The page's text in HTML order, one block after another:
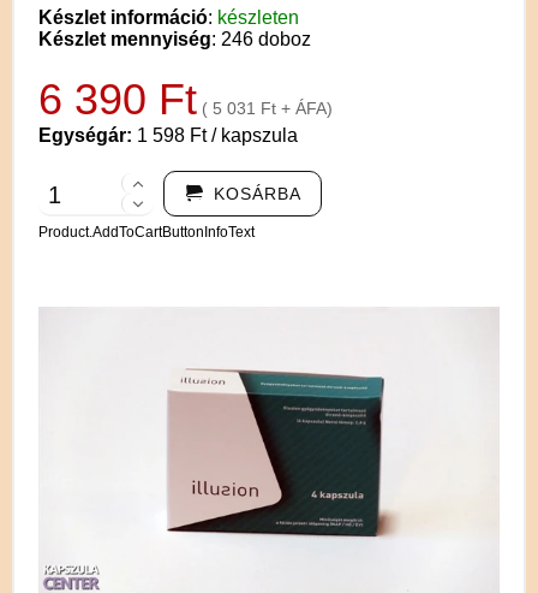
Készlet információ: készleten
Készlet mennyiség: 246 doboz
6 390 Ft ( 5 031 Ft + ÁFA)
Egységár: 1 598 Ft / kapszula
KOSÁRBA
Product.AddToCartButtonInfoText